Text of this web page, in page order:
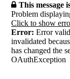
This message
Problem
Click to show
Error: Error
invalidated
has changed the
OAuthException